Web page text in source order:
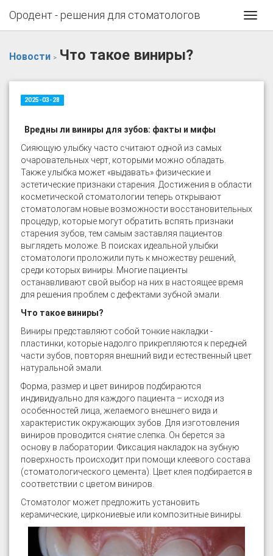
Ородент - решения для стоматологов
Новости > Что такое виниры?
2025-03-28
Вредны ли виниры для зубов: факты и мифы
Сияющую улыбку часто считают одной из самых
очаровательных черт, которыми можно обладать.
Также улыбка может «выдавать» физические и
эстетические признаки старения. Достижения в области
косметической стоматологии теперь открывают
стоматологам новые возможности восстановительных
процедур, которые могут обратить вспять признаки
старения зубов, тем самым заставляя пациентов
выглядеть моложе. В поисках идеальной улыбки
стоматологи проложили путь к множеству решений,
среди которых виниры. Многие пациенты
останавливают свой выбор на них в настоящее время
для решения проблем с дефектами зубной эмали.
Что такое виниры?
Виниры представляют собой тонкие накладки -
пластинки, которые надолго прикрепляются к передней
части зубов, повторяя внешний вид и естественный цвет
натуральной эмали.
Форма, размер и цвет виниров подбираются
индивидуально для каждого пациента – исходя из
особенностей лица, желаемого внешнего вида и
характеристик окружающих зубов. Для изготовления
виниров проводится снятие слепка. Он берется за
основу в лаборатории. Фиксация накладок на зубную
поверхность происходит при помощи клеевого состава
(стоматологического цемента). Цвет клея подбирается в
соответствии с цветом виниров.
Стоматолог может предложить установить
керамические, циркониевые или композитные виниры.